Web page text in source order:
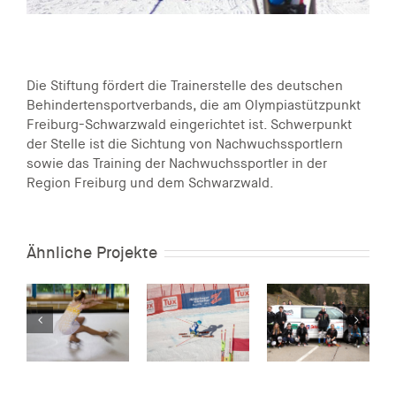
Die Stiftung fördert die Trainerstelle des deutschen
Behindertensportverbands, die am Olympiastützpunkt
Freiburg-Schwarzwald eingerichtet ist. Schwerpunkt
der Stelle ist die Sichtung von Nachwuchssportlern
sowie das Training der Nachwuchssportler in der
Region Freiburg und dem Schwarzwald.
Ähnliche Projekte
Christoph
Frank –
Begabtenförderung
SVS
Skiverband
Jugendfußball
Waldkirch